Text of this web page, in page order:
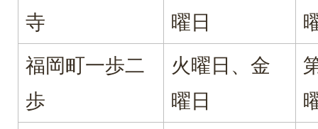
寺
曜日
福岡町一歩二
歩
火曜日、金
曜日